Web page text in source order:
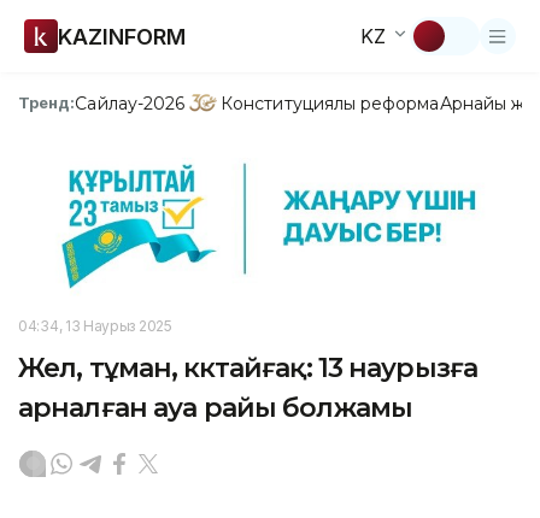
KAZINFORM KZ
Тренд:Сайлау-2026 Конституциялық реформаАрнайы
04:34, 13 Наурыз 2025
Жел, тұман, көктайғақ: 13 наурызға
арналған ауа райы болжамы